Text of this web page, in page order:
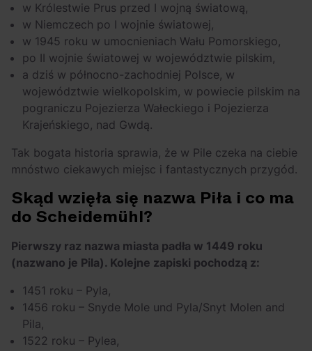
w Królestwie Prus przed I wojną światową,
w Niemczech po I wojnie światowej,
w 1945 roku w umocnieniach Wału Pomorskiego,
po II wojnie światowej w województwie pilskim,
a dziś w północno-zachodniej Polsce, w
województwie wielkopolskim, w powiecie pilskim na
pograniczu Pojezierza Wałeckiego i Pojezierza
Krajeńskiego, nad Gwdą.
Tak bogata historia sprawia, że w Pile czeka na ciebie
mnóstwo ciekawych miejsc i fantastycznych przygód.
Skąd wzięła się nazwa Piła i co ma
do Scheidemühl?
Pierwszy raz nazwa miasta padła w 1449 roku
(nazwano je Pila). Kolejne zapiski pochodzą z:
1451 roku – Pyla,
1456 roku – Snyde Mole und Pyla/Snyt Molen and
Pila,
1522 roku – Pylea,